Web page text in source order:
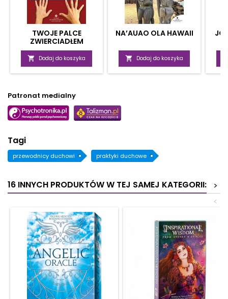
TWOJE PALCE
ZWIERCIADŁEM
ZDROWIA
 Dodaj do koszyka
NA’AUAO OLA HAWAII
 Dodaj do koszyka
Patronat medialny
Tagi
przewodnicy duchowi praktyki duchowe
16 INNYCH PRODUKTÓW W TEJ SAMEJ KATEGORII:
>
<